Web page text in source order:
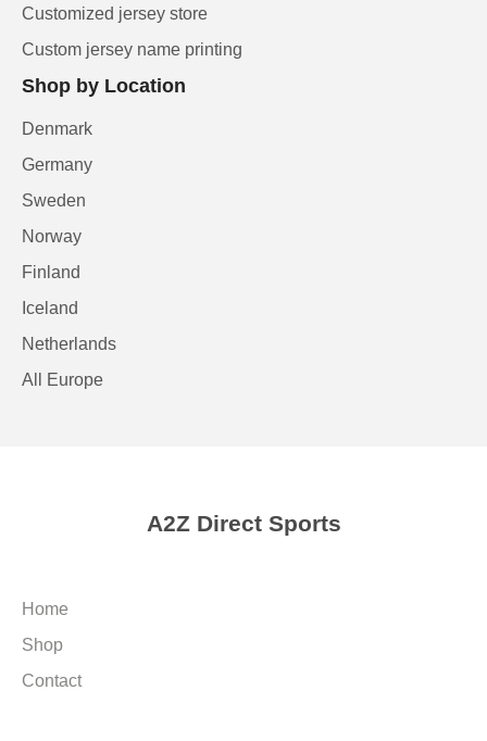
Customized jersey store
Custom jersey name printing
Shop by Location
Denmark
Germany
Sweden
Norway
Finland
Iceland
Netherlands
All Europe
A2Z Direct Sports
Home
Shop
Contact